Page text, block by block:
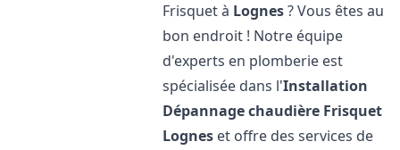
Frisquet à Lognes? Vous êtes au
bon endroit ! Notre équipe
d'experts en plomberie est
spécialisée dans l'Installation
Dépannage chaudière Frisquet
Lognes et offre des services de